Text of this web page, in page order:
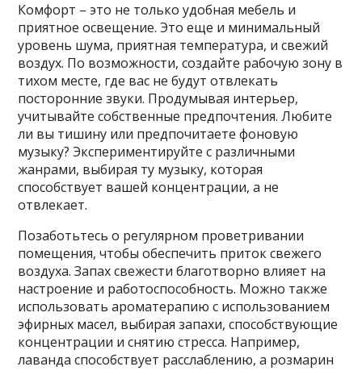
Комфорт – это не только удобная мебель и
приятное освещение. Это еще и минимальный
уровень шума, приятная температура, и свежий
воздух. По возможности, создайте рабочую зону в
тихом месте, где вас не будут отвлекать
посторонние звуки. Продумывая интерьер,
учитывайте собственные предпочтения. Любите
ли вы тишину или предпочитаете фоновую
музыку? Экспериментируйте с различными
жанрами, выбирая ту музыку, которая
способствует вашей концентрации, а не
отвлекает.
Позаботьтесь о регулярном проветривании
помещения, чтобы обеспечить приток свежего
воздуха. Запах свежести благотворно влияет на
настроение и работоспособность. Можно также
использовать ароматерапию с использованием
эфирных масел, выбирая запахи, способствующие
концентрации и снятию стресса. Например,
лаванда способствует расслаблению, а розмарин